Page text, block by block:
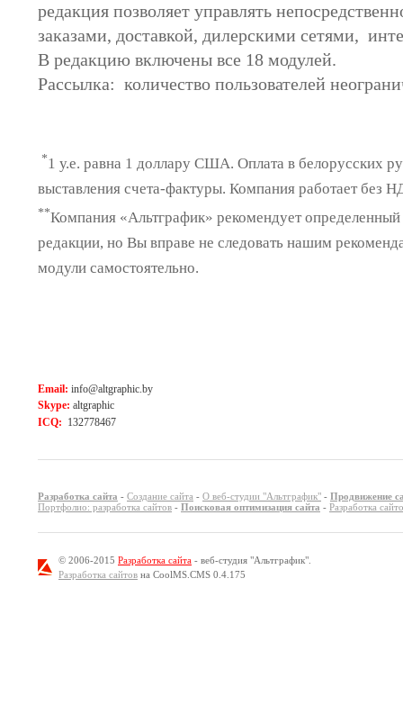
редакция позволяет управлять
заказами, доставкой, дилерскими сетями,
В редакцию включены все 18 модулей.
Рассылка: количество пользователей
*1 у.е. равна 1 доллару США. Оплата в белорусских
выставления счета-фактуры. Компания работает без
**Компания «Альтграфик» рекомендует
редакции, но Вы вправе не следовать нашим
модули самостоятельно.
Email: info@altgraphic.by
Skype: altgraphic
ICQ: 132778467
Разработка сайта - Создание сайта - О веб-студии "Альтграфик" - Продвижение
Портфолио: разработка сайтов - Поисковая оптимизация сайта - Разработка
© 2006-2015 Разработка сайта - веб-студия "Альтграфик".
Разработка сайтов на CoolMS.CMS 0.4.175